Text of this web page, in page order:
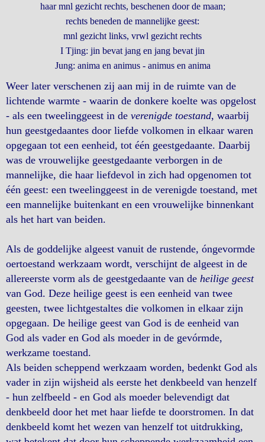
haar mnl gezicht rechts, beschenen door de maan;
rechts beneden de mannelijke geest:
mnl gezicht links, vrwl gezicht rechts
I Tjing: jin bevat jang en jang bevat jin
Jung: anima en animus - animus en anima
Weer later verschenen zij aan mij in de ruimte van de
lichtende warmte - waarin de donkere koelte was opgelost
- als een tweelinggeest in de verenigde toestand, waarbij
hun geestgedaantes door liefde volkomen in elkaar waren
opgegaan tot een eenheid, tot één geestgedaante. Daarbij
was de vrouwelijke geestgedaante verborgen in de
mannelijke, die haar liefdevol in zich had opgenomen tot
één geest: een tweelinggeest in de verenigde toestand, met
een mannelijke buitenkant en een vrouwelijke binnenkant
als het hart van beiden.
Als de goddelijke algeest vanuit de rustende, óngevormde
oertoestand werkzaam wordt, verschijnt de algeest in de
allereerste vorm als de geestgedaante van de heilige geest
van God. Deze heilige geest is een eenheid van twee
geesten, twee lichtgestaltes die volkomen in elkaar zijn
opgegaan. De heilige geest van God is de eenheid van
God als vader en God als moeder in de gevórmde,
werkzame toestand.
Als beiden scheppend werkzaam worden, bedenkt God als
vader in zijn wijsheid als eerste het denkbeeld van henzelf
- hun zelfbeeld - en God als moeder belevendigt dat
denkbeeld door het met haar liefde te doorstromen. In dat
denkbeeld komt het wezen van henzelf tot uitdrukking,